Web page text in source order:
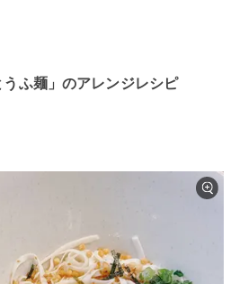
ふ麺」のアレンジレシピ